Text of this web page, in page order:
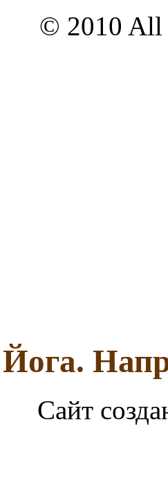
© 2010 All
Йога.
Сайт